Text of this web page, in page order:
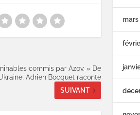
commis par Azov. » De
Adrien Bocquet raconte
SUIVANT
mars